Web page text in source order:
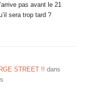
pas avant le 21
sera trop tard ?
STREET !! dans